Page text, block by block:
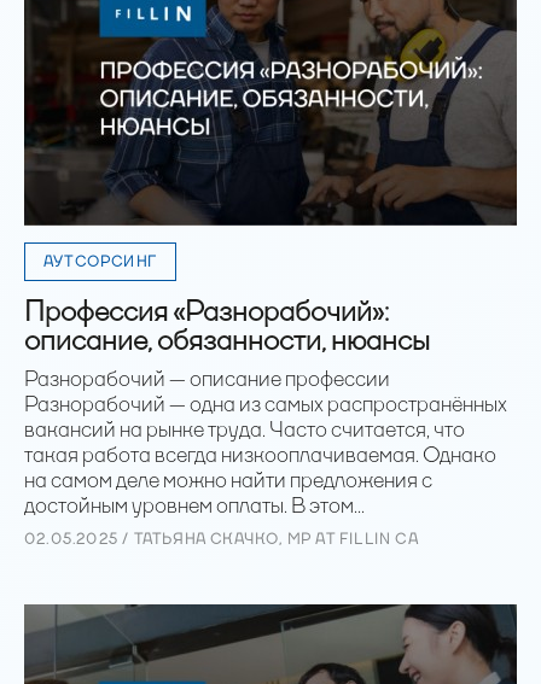
АУТСОРСИНГ
Профессия «Разнорабочий»:
описание, обязанности, нюансы
Разнорабочий — описание профессии
Разнорабочий — одна из самых распространённых
вакансий на рынке труда. Часто считается, что
такая работа всегда низкооплачиваемая. Однако
на самом деле можно найти предложения с
достойным уровнем оплаты. В этом...
02.05.2025 / ТАТЬЯНА СКАЧКО, MP AT FILLIN CA